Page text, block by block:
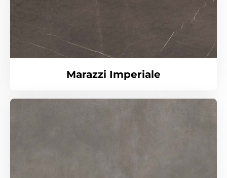
Marazzi Imperiale